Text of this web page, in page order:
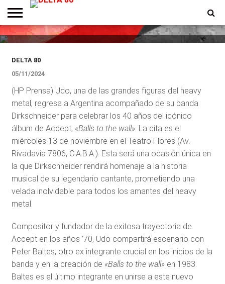
ENTREVISTAS
PREMIOS
PRODUCCIONES
PROGRAMACION
CONTACTO
HOMEPAGE
años del álbum «Balls to the
Wall»
DELTA 80
05/11/2024
(HP Prensa) Udo, una de las grandes figuras del heavy
metal, regresa a Argentina acompañado de su banda
Dirkschneider para celebrar los 40 años del icónico
álbum de Accept, «Balls to the wall». La cita es el
miércoles 13 de noviembre en el Teatro Flores (Av.
Rivadavia 7806, C.A.B.A.). Esta será una ocasión única en
la que Dirkschneider rendirá homenaje a la historia
musical de su legendario cantante, prometiendo una
velada inolvidable para todos los amantes del heavy
metal.
Compositor y fundador de la exitosa trayectoria de
Accept en los años ’70, Udo compartirá escenario con
Peter Baltes, otro ex integrante crucial en los inicios de la
banda y en la creación de «Balls to the wall»en 1983.
Baltes es el último integrante en unirse a este nuevo